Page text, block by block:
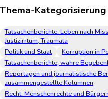
Thema-Kategorisierung
Tatsachenberichte: Leben nach
Justizirrtum, Traumata
Politik und Staat
Korruption in
Tatsachenberichte, wahre
Reportagen und journalistische
zusammengestellte Kolumnen
Recht: Menschenrechte und